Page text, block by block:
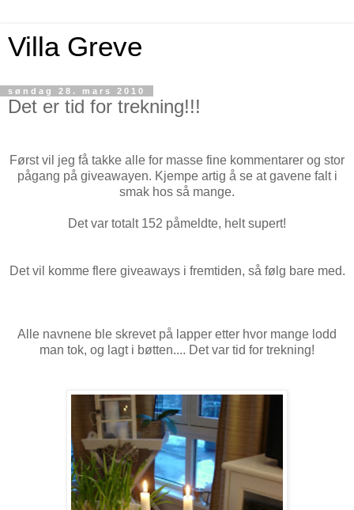
Villa Greve
søndag 28. mars 2010
Det er tid for trekning!!!
Først vil jeg få takke alle for masse fine kommentarer og stor
pågang på giveawayen. Kjempe artig å se at gavene falt i
smak hos så mange.
Det var totalt 152 påmeldte, helt supert!
Det vil komme flere giveaways i fremtiden, så følg bare med.
Alle navnene ble skrevet på lapper etter hvor mange lodd
man tok, og lagt i bøtten.... Det var tid for trekning!